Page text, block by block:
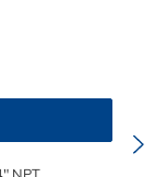
CPC Steckern
um die
für
zu
ist ein